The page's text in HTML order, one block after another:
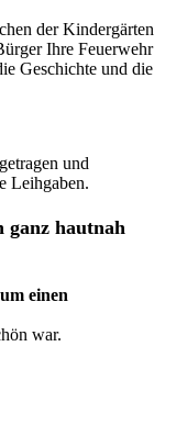
der Kindergärten
Ihre Feuerwehr
Geschichte und die
und
Leihgaben.
ganz hautnah
einen
war.